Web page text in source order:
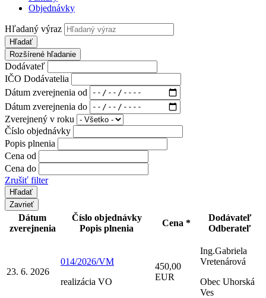
Objednávky
Hľadaný výraz
Hľadať
Rozšírené hľadanie
Dodávateľ
IČO Dodávatelia
Dátum zverejnenia od
Dátum zverejnenia do
Zverejnený v roku
Číslo objednávky
Popis plnenia
Cena od
Cena do
Zrušiť filter
Zavrieť
Dátum
zverejnenia
Číslo objednávky
Popis plnenia
Cena *
Dodávateľ
Odberateľ
23. 6. 2026
014/2026/VM
realizácia VO
450,00
EUR
Ing.Gabriela
Vretenárová
Obec Uhorská
Ves